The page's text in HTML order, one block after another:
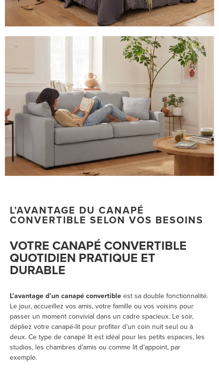
L’AVANTAGE DU CANAPÉ
CONVERTIBLE SELON VOS BESOINS
VOTRE CANAPÉ CONVERTIBLE
QUOTIDIEN PRATIQUE ET
DURABLE
L’avantage d’un canapé convertibleest sa double fonctionnalité.
Le jour, accueillez vos amis, votre famille ou vos voisins pour
passer un moment convivial dans un cadre spacieux. Le soir,
dépliez votre canapé-lit pour profiter d’un coin nuit seul ou à
deux. Ce type de canapé lit est idéal pour les petits espaces, les
studios, les chambres d’amis ou comme lit d’appoint, par
exemple.